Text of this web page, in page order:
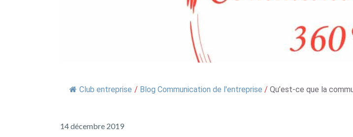
Club entreprise / Blog Communication de l'entreprise / Qu’est-ce que la
14 décembre 2019